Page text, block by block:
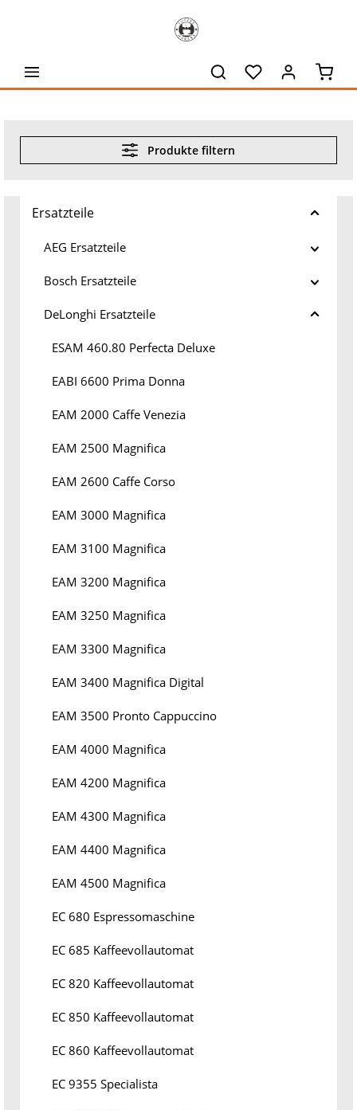
Produkte filtern
Ersatzteile
AEG Ersatzteile
Bosch Ersatzteile
DeLonghi Ersatzteile
ESAM 460.80 Perfecta Deluxe
EABI 6600 Prima Donna
EAM 2000 Caffe Venezia
EAM 2500 Magnifica
EAM 2600 Caffe Corso
EAM 3000 Magnifica
EAM 3100 Magnifica
EAM 3200 Magnifica
EAM 3250 Magnifica
EAM 3300 Magnifica
EAM 3400 Magnifica Digital
EAM 3500 Pronto Cappuccino
EAM 4000 Magnifica
EAM 4200 Magnifica
EAM 4300 Magnifica
EAM 4400 Magnifica
EAM 4500 Magnifica
EC 680 Espressomaschine
EC 685 Kaffeevollautomat
EC 820 Kaffeevollautomat
EC 850 Kaffeevollautomat
EC 860 Kaffeevollautomat
EC 9355 Specialista